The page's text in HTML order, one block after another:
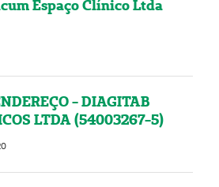
Espaço Clínico Ltda
- DIAGITAB
LTDA (54003267-5)